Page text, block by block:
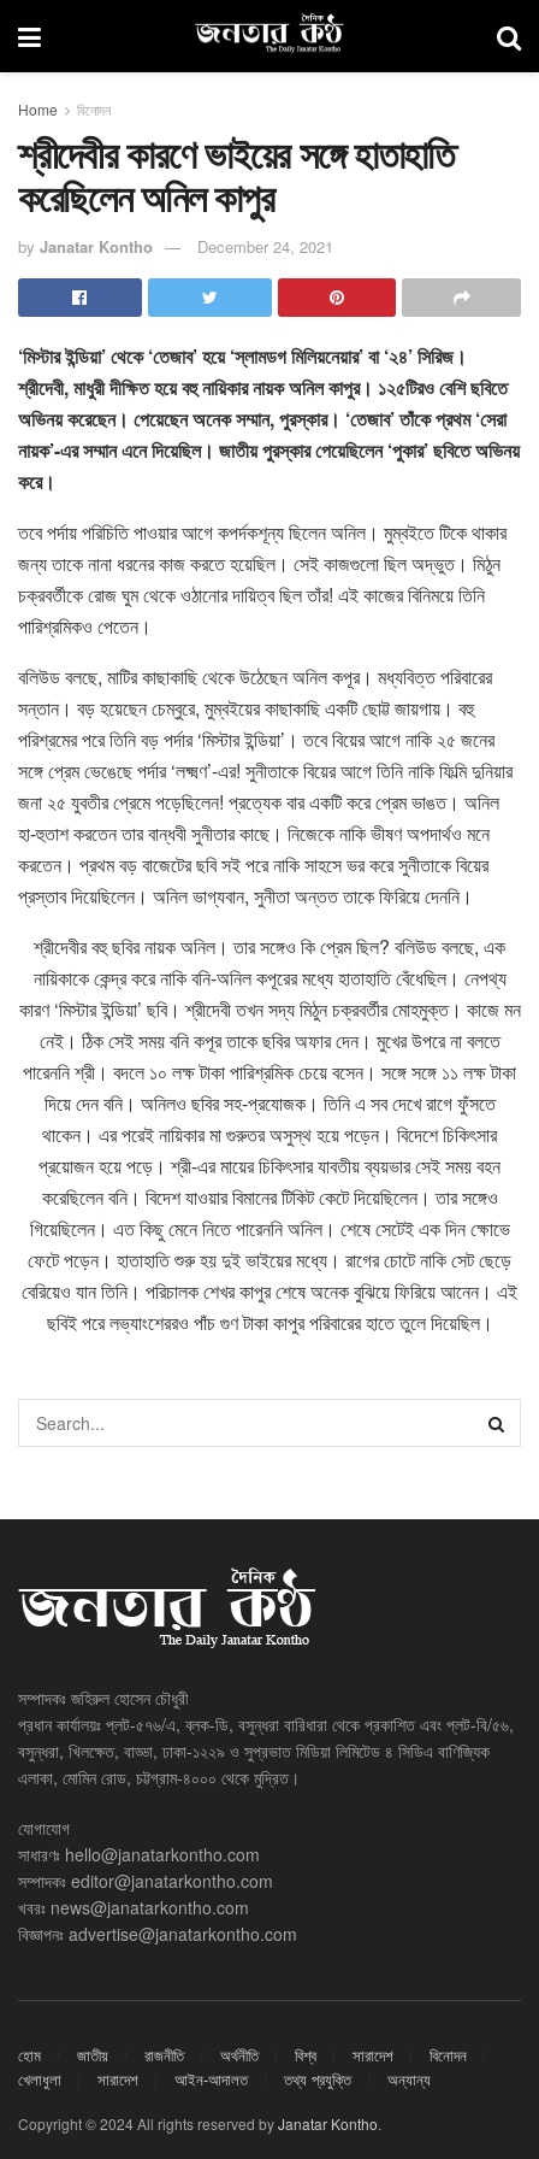
Home বিনোদন
শ্রীদেবীর কারণে ভাইয়ের সঙ্গে হাতাহাতি
করেছিলেন অনিল কাপুর
by Janatar Kontho December 24, 2021
‘মিস্টার ইন্ডিয়া’ থেকে ‘তেজাব’ হয়ে ‘স্লামডগ মিলিয়নেয়ার’ বা ‘২৪’ সিরিজ।
শ্রীদেবী, মাধুরী দীক্ষিত হয়ে বহু নায়িকার নায়ক অনিল কাপুর। ১২৫টিরও বেশি ছবিতে
অভিনয় করেছেন। পেয়েছেন অনেক সম্মান, পুরস্কার। ‘তেজাব’ তাঁকে প্রথম ‘সেরা
নায়ক’-এর সম্মান এনে দিয়েছিল। জাতীয় পুরস্কার পেয়েছিলেন ‘পুকার’ ছবিতে অভিনয়
করে।
তবে পর্দায় পরিচিতি পাওয়ার আগে কপর্দকশূন্য ছিলেন অনিল। মুম্বইতে টিকে থাকার
জন্য তাকে নানা ধরনের কাজ করতে হয়েছিল। সেই কাজগুলো ছিল অদ্ভুত। মিঠুন
চক্রবর্তীকে রোজ ঘুম থেকে ওঠানোর দায়িত্ব ছিল তাঁর! এই কাজের বিনিময়ে তিনি
পারিশ্রমিকও পেতেন।
বলিউড বলছে, মাটির কাছাকাছি থেকে উঠেছেন অনিল কপূর। মধ্যবিত্ত পরিবারের
সন্তান। বড় হয়েছেন চেম্বুরে, মুম্বইয়ের কাছাকাছি একটি ছোট্ট জায়গায়। বহু
পরিশ্রমের পরে তিনি বড় পর্দার ‘মিস্টার ইন্ডিয়া’। তবে বিয়ের আগে নাকি ২৫ জনের
সঙ্গে প্রেম ভেঙেছে পর্দার ‘লক্ষ্মণ’-এর! সুনীতাকে বিয়ের আগে তিনি নাকি ফিল্মি দুনিয়ার
জনা ২৫ যুবতীর প্রেমে পড়েছিলেন! প্রত্যেক বার একটি করে প্রেম ভাঙত। অনিল
হা-হুতাশ করতেন তার বান্ধবী সুনীতার কাছে। নিজেকে নাকি ভীষণ অপদার্থও মনে
করতেন। প্রথম বড় বাজেটের ছবি সই পরে নাকি সাহসে ভর করে সুনীতাকে বিয়ের
প্রস্তাব দিয়েছিলেন। অনিল ভাগ্যবান, সুনীতা অন্তত তাকে ফিরিয়ে দেননি।
শ্রীদেবীর বহু ছবির নায়ক অনিল। তার সঙ্গেও কি প্রেম ছিল? বলিউড বলছে, এক
নায়িকাকে কেন্দ্র করে নাকি বনি-অনিল কপূরের মধ্যে হাতাহাতি বেঁধেছিল। নেপথ্য
কারণ ‘মিস্টার ইন্ডিয়া’ ছবি। শ্রীদেবী তখন সদ্য মিঠুন চক্রবর্তীর মোহমুক্ত। কাজে মন
নেই। ঠিক সেই সময় বনি কপূর তাকে ছবির অফার দেন। মুখের উপরে না বলতে
পারেননি শ্রী। বদলে ১০ লক্ষ টাকা পারিশ্রমিক চেয়ে বসেন। সঙ্গে সঙ্গে ১১ লক্ষ টাকা
দিয়ে দেন বনি। অনিলও ছবির সহ-প্রযোজক। তিনি এ সব দেখে রাগে ফুঁসতে
থাকেন। এর পরেই নায়িকার মা গুরুতর অসুস্থ হয়ে পড়েন। বিদেশে চিকিৎসার
প্রয়োজন হয়ে পড়ে। শ্রী-এর মায়ের চিকিৎসার যাবতীয় ব্যয়ভার সেই সময় বহন
করেছিলেন বনি। বিদেশ যাওয়ার বিমানের টিকিট কেটে দিয়েছিলেন। তার সঙ্গেও
গিয়েছিলেন। এত কিছু মেনে নিতে পারেননি অনিল। শেষে সেটেই এক দিন ক্ষোভে
ফেটে পড়েন। হাতাহাতি শুরু হয় দুই ভাইয়ের মধ্যে। রাগের চোটে নাকি সেট ছেড়ে
বেরিয়েও যান তিনি। পরিচালক শেখর কাপুর শেষে অনেক বুঝিয়ে ফিরিয়ে আনেন। এই
ছবিই পরে লভ্যাংশেররও পাঁচ গুণ টাকা কাপুর পরিবারের হাতে তুলে দিয়েছিল।
সম্পাদকঃ জহিরুল হোসেন চৌধুরী
প্রধান কার্যালয়ঃ প্লট-৫৭৬/এ, ব্লক-ডি, বসুন্ধরা বারিধারা থেকে প্রকাশিত এবং প্লট-বি/৫৬,
বসুন্ধরা, খিলক্ষেত, বাড্ডা, ঢাকা-১২২৯ ও সুপ্রভাত মিডিয়া লিমিটেড ৪ সিডিএ বাণিজ্যিক
এলাকা, মোমিন রোড, চট্টগ্রাম-৪০০০ থেকে মুদ্রিত।
যোগাযোগ
সাধারণঃ hello@janatarkontho.com
সম্পাদকঃ editor@janatarkontho.com
খবরঃ news@janatarkontho.com
বিজ্ঞাপনঃ advertise@janatarkontho.com
হোম জাতীয় রাজনীতি অর্থনীতি বিশ্ব সারাদেশ
বিনোদন
খেলাধুলা
সারাদেশ আইন-আদালত তথ্য প্রযুক্তি অন্যান্য
Copyright © 2024 All rights reserved byJanatar Kontho.